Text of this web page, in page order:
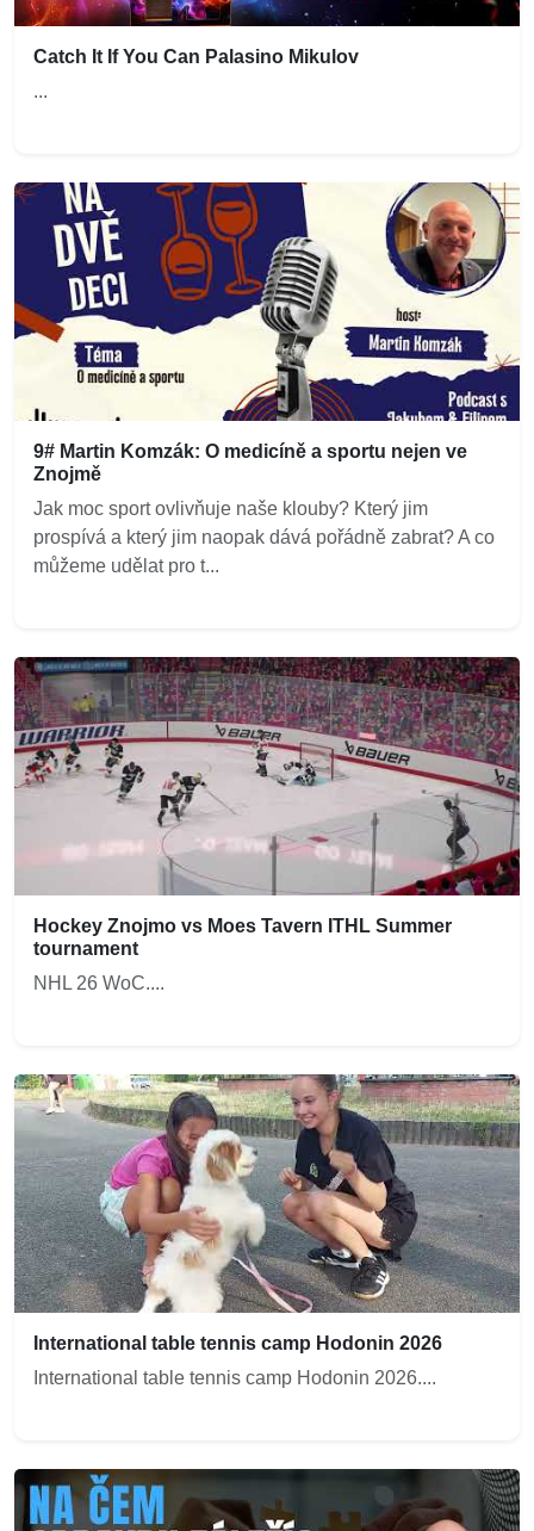
Catch It If You Can Palasino Mikulov
...
9# Martin Komzák: O medicíně a sportu nejen ve
Znojmě
Jak moc sport ovlivňuje naše klouby? Který jim
prospívá a který jim naopak dává pořádně zabrat? A co
můžeme udělat pro t...
Hockey Znojmo vs Moes Tavern ITHL Summer
tournament
NHL 26 WoC....
International table tennis camp Hodonin 2026
International table tennis camp Hodonin 2026....